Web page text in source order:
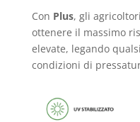
Con Plus, gli
ottenere il massimo
elevate, legando
condizioni di